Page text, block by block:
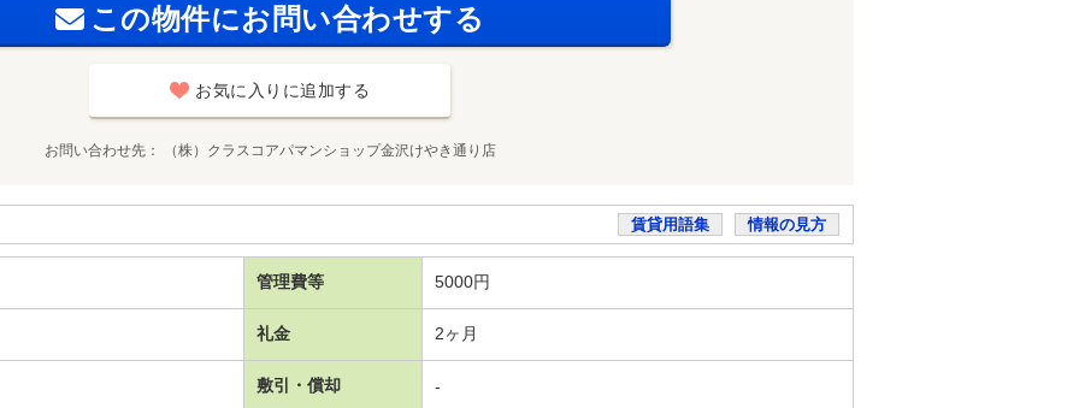
この物件にお問い合わせする
お気に入りに追加する
お問い合わせ先 （株）クラスコアパマンショップ金沢けやき通り店
賃貸用語集 情報の見方
管理費等 5000円
礼金 2ヶ月
敷引・償却 -